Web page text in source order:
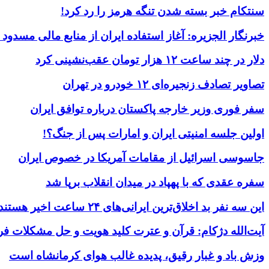
سنتکام خبر بسته شدن تنگه هرمز را رد کرد!
خبرنگار الجزیره: آغاز استفاده ایران از منابع مالی
دلار در چند ساعت ۱۲ هزار تومان عقب‌نشینی کرد
تصاویر تصادف زنجیره‌ای ۱۲ خودرو در تهران
سفر فوری وزیر خارجه پاکستان درباره توافق ایران
اولین جلسه امنیتی ایران و امارات پس از جنگ؟!
جاسوسی اسرائیل از مقامات آمریکا در خصوص ایران
سفره عقدی که با پهپاد در میدان انقلاب برپا شد
این سه نفر بد اخلاق‌ترین ایرانی‌های ۲۴ ساعت اخیر هستند
آیت‌الله دژکام: قرآن و عترت کلید هویت و حل مشکلات
وزش باد و غبار رقیق، پدیده غالب هوای کرمانشاه است